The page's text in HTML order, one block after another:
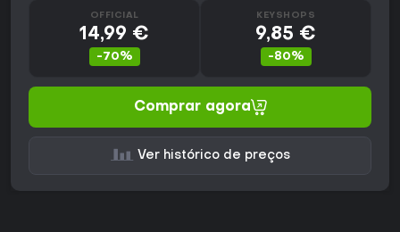
OFFICIAL
14,99 €
-70%
KEYSHOPS
9,85 €
-80%
Comprar agora
Ver histórico de preços